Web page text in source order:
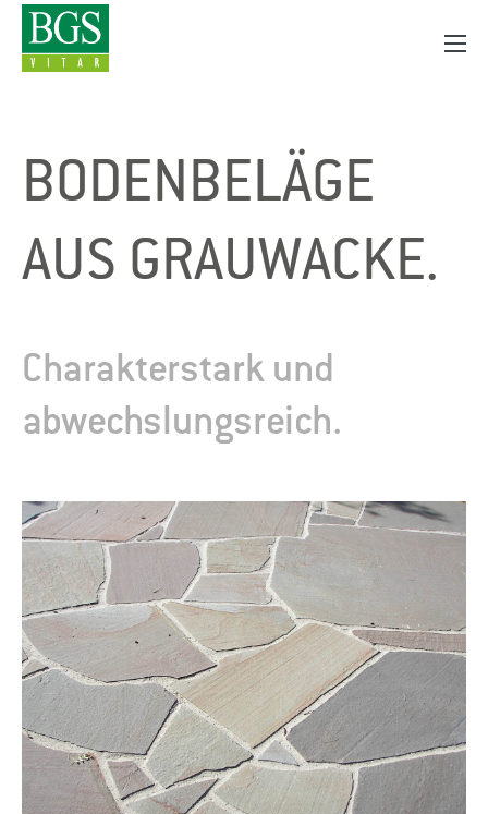
BODEN­BELÄGE
AUS GRAUWACKE.
Charakterstark und
abwechslungsreich.